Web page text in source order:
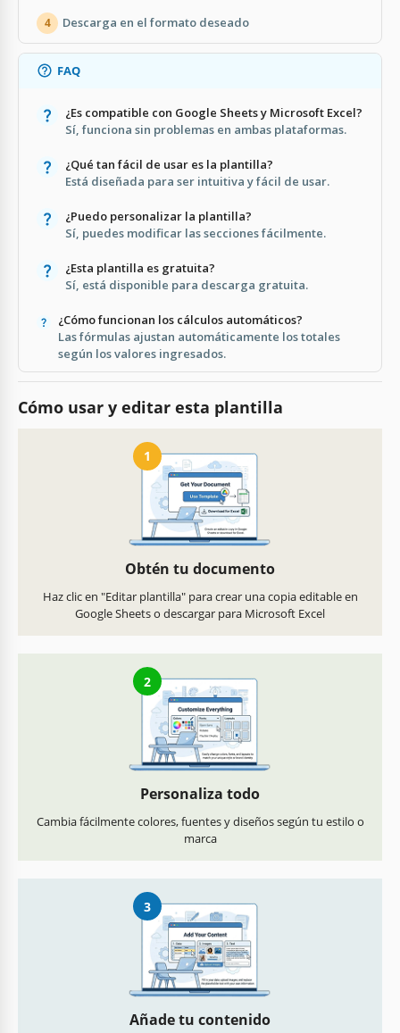
4 Descarga en el formato deseado
FAQ
¿Es compatible con Google Sheets y Microsoft Excel?
Sí, funciona sin problemas en ambas plataformas.
¿Qué tan fácil de usar es la plantilla?
Está diseñada para ser intuitiva y fácil de usar.
¿Puedo personalizar la plantilla?
Sí, puedes modificar las secciones fácilmente.
¿Esta plantilla es gratuita?
Sí, está disponible para descarga gratuita.
¿Cómo funcionan los cálculos automáticos?
Las fórmulas ajustan automáticamente los totales
según los valores ingresados.
Cómo usar y editar esta plantilla
1
Obtén tu documento
Haz clic en "Editar plantilla" para crear una copia editable en
Google Sheets o descargar para Microsoft Excel
2
Personaliza todo
Cambia fácilmente colores, fuentes y diseños según tu estilo o
marca
3
Añade tu contenido